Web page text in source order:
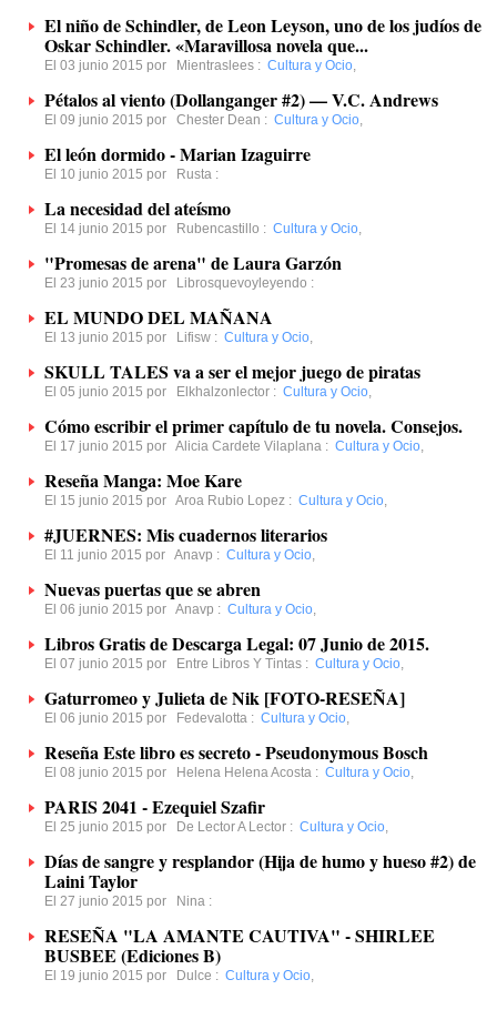
El niño de Schindler, de Leon Leyson, uno de los judíos de
Oskar Schindler. «Maravillosa novela que...
El 03 junio 2015 por Mientraslees : Cultura y Ocio,
Pétalos al viento (Dollanganger #2) — V.C. Andrews
El 09 junio 2015 por Chester Dean : Cultura y Ocio,
El león dormido - Marian Izaguirre
El 10 junio 2015 por Rusta :
La necesidad del ateísmo
El 14 junio 2015 por Rubencastillo : Cultura y Ocio,
"Promesas de arena" de Laura Garzón
El 23 junio 2015 por Librosquevoyleyendo :
EL MUNDO DEL MAÑANA
El 13 junio 2015 por Lifisw : Cultura y Ocio,
SKULL TALES va a ser el mejor juego de piratas
El 05 junio 2015 por Elkhalzonlector : Cultura y Ocio,
Cómo escribir el primer capítulo de tu novela. Consejos.
El 17 junio 2015 por Alicia Cardete Vilaplana : Cultura y Ocio,
Reseña Manga: Moe Kare
El 15 junio 2015 por Aroa Rubio Lopez : Cultura y Ocio,
#JUERNES: Mis cuadernos literarios
El 11 junio 2015 por Anavp : Cultura y Ocio,
Nuevas puertas que se abren
El 06 junio 2015 por Anavp : Cultura y Ocio,
Libros Gratis de Descarga Legal: 07 Junio de 2015.
El 07 junio 2015 por Entre Libros Y Tintas : Cultura y Ocio,
Gaturromeo y Julieta de Nik [FOTO-RESEÑA]
El 06 junio 2015 por Fedevalotta : Cultura y Ocio,
Reseña Este libro es secreto - Pseudonymous Bosch
El 08 junio 2015 por Helena Helena Acosta : Cultura y Ocio,
PARIS 2041 - Ezequiel Szafir
El 25 junio 2015 por De Lector A Lector : Cultura y Ocio,
Días de sangre y resplandor (Hija de humo y hueso #2) de
Laini Taylor
El 27 junio 2015 por Nina :
RESEÑA "LA AMANTE CAUTIVA" - SHIRLEE
BUSBEE (Ediciones B)
El 19 junio 2015 por Dulce : Cultura y Ocio,